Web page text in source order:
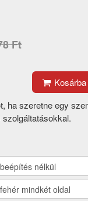
Ft
Kosárba
ha szeretne egy